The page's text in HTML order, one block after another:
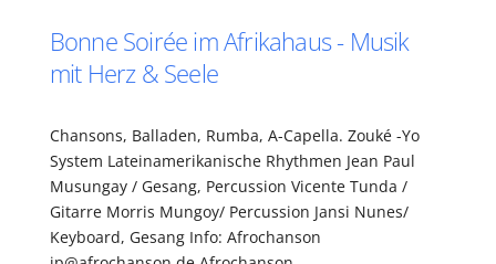
Bonne Soirée im Afrikahaus - Musik
mit Herz & Seele
Chansons, Balladen, Rumba, A-Capella. Zouké -Yo
System Lateinamerikanische Rhythmen Jean Paul
Musungay / Gesang, Percussion Vicente Tunda /
Gitarre Morris Mungoy/ Percussion Jansi Nunes/
Keyboard, Gesang Info: Afrochanson